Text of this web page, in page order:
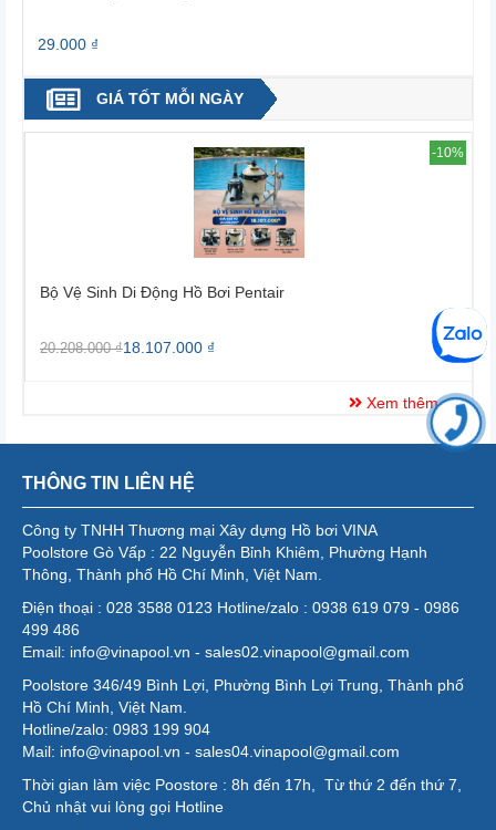
29.000 ₫
GIÁ TỐT MỖI NGÀY
-10%
Bộ Vệ Sinh Di Động Hồ Bơi Pentair
20.208.000 ₫18.107.000 ₫
Xem thêm
THÔNG TIN LIÊN HỆ
Công ty TNHH Thương mại Xây dựng Hồ bơi VINA
Poolstore Gò Vấp : 22 Nguyễn Bỉnh Khiêm, Phường Hạnh
Thông, Thành phố Hồ Chí Minh, Việt Nam.
Điện thoại : 028 3588 0123 Hotline/zalo : 0938 619 079 - 0986
499 486
Email: info@vinapool.vn - sales02.vinapool@gmail.com
Poolstore 346/49 Bình Lợi, Phường Bình Lợi Trung, Thành phố
Hồ Chí Minh, Việt Nam.
Hotline/zalo: 0983 199 904
Mail: info@vinapool.vn - sales04.vinapool@gmail.com
Thời gian làm việc Poostore : 8h đến 17h, Từ thứ 2 đến thứ 7,
Chủ nhật vui lòng gọi Hotline